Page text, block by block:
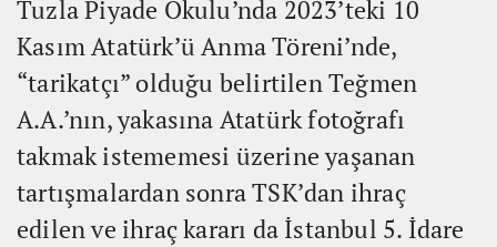
Tuzla Piyade Okulu’nda 2023’teki 10
Kasım Atatürk’ü Anma Töreni’nde,
“tarikatçı” olduğu belirtilen Teğmen
A.A.’nın, yakasına Atatürk fotoğrafı
takmak istememesi üzerine yaşanan
tartışmalardan sonra TSK’dan ihraç
edilen ve ihraç kararı da İstanbul 5. İdare